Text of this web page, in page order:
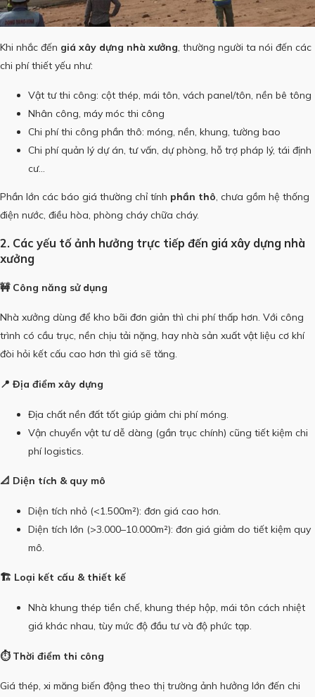
Khi nhắc đến giá xây dựng nhà xưởng, thường người ta nói đến các
chi phí thiết yếu như:
Vật tư thi công: cột thép, mái tôn, vách panel/tôn, nền bê tông
Nhân công, máy móc thi công
Chi phí thi công phần thô: móng, nền, khung, tường bao
Chi phí quản lý dự án, tư vấn, dự phòng, hỗ trợ pháp lý, tái định
cư…
Phần lớn các báo giá thường chỉ tính phần thô, chưa gồm hệ thống
điện nước, điều hòa, phòng cháy chữa cháy.
2. Các yếu tố ảnh hưởng trực tiếp đến giá xây dựng nhà
xưởng
🚧 Công năng sử dụng
Nhà xưởng dùng để kho bãi đơn giản thì chi phí thấp hơn. Với công
trình có cầu trục, nền chịu tải nặng, hay nhà sản xuất vật liệu cơ khí
đòi hỏi kết cấu cao hơn thì giá sẽ tăng.
📍 Địa điểm xây dựng
Địa chất nền đất tốt giúp giảm chi phí móng.
Vận chuyển vật tư dễ dàng (gần trục chính) cũng tiết kiệm chi
phí logistics.
📐 Diện tích & quy mô
Diện tích nhỏ (<1.500m²): đơn giá cao hơn.
Diện tích lớn (>3.000–10.000m²): đơn giá giảm do tiết kiệm quy
mô.
🏗️ Loại kết cấu & thiết kế
Nhà khung thép tiền chế, khung thép hộp, mái tôn cách nhiệt
giá khác nhau, tùy mức độ đầu tư và độ phức tạp.
⏱️ Thời điểm thi công
Giá thép, xi măng biến động theo thị trường ảnh hưởng lớn đến chi